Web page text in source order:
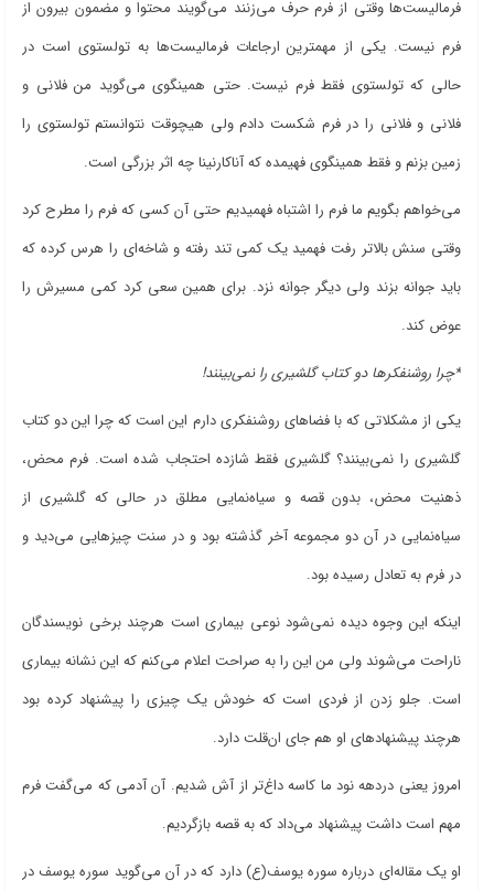
فرمالیست‌ها وقتی از فرم حرف می‌زنند می‌گویند محتوا و مضمون بیرون از
فرم نیست. یکی از مهمترین ارجاعات فرمالیست‌ها به تولستوی است در
حالی که تولستوی فقط فرم نیست. حتی همینگوی می‌گوید من فلانی و
فلانی و فلانی را در فرم شکست دادم ولی هیچوقت نتوانستم تولستوی را
زمین بزنم و فقط همینگوی فهیمده که آناکارنینا چه اثر بزرگی است.
می‌خواهم بگویم ما فرم را اشتباه فهمیدیم حتی آن کسی که فرم را مطرح کرد
وقتی سنش بالاتر رفت فهمید یک کمی تند رفته و شاخه‌ای را هرس کرده که
باید جوانه بزند ولی دیگر جوانه نزد. برای همین سعی کرد کمی مسیرش را
عوض کند.
*چرا روشنفکرها دو کتاب گلشیری را نمی‌بینند!
یکی از مشکلاتی که با فضاهای روشنفکری دارم این است که چرا این دو کتاب
گلشیری را نمی‌بینند؟ گلشیری فقط شازده احتجاب شده است. فرم محض،
ذهنیت محض، بدون قصه و سیاه‌نمایی مطلق در حالی که گلشیری از
سیاه‌نمایی در آن دو مجموعه آخر گذشته بود و در سنت چیزهایی می‌دید و
در فرم به تعادل رسیده بود.
اینکه این وجوه دیده نمی‌شود نوعی بیماری است هرچند برخی نویسندگان
ناراحت می‌شوند ولی من این را به صراحت اعلام می‌کنم که این نشانه بیماری
است. جلو زدن از فردی است که خودش یک چیزی را پیشنهاد کرده بود
هرچند پیشنهادهای او هم جای ان‌قلت دارد.
امروز یعنی دردهه نود ما کاسه داغ‌تر از آش شدیم. آن آدمی که می‌گفت فرم
مهم است داشت پیشنهاد می‌داد که به قصه بازگردیم.
او یک مقاله‌ای درباره سوره یوسف(ع) دارد که در آن می‌گوید سوره یوسف در